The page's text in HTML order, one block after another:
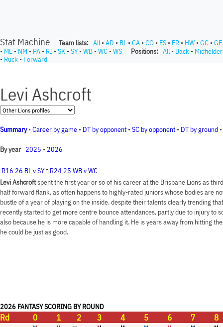
Stat Machine Team lists: All • AD • BL • CA • CO • ES • FR • HW • GC • GE
• ME • NM • PA • RI • SK • SY• WB • WC • WS Positions: All • Back • Midfielder
• Ruck • Forward